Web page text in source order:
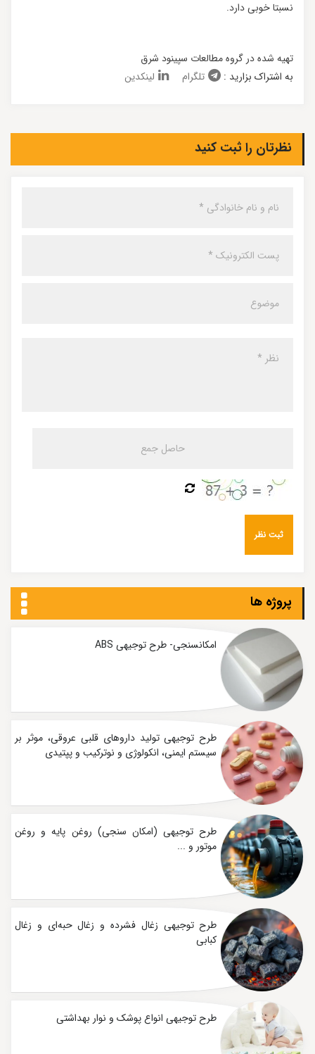
نسبتا خوبی دارد.
تهیه شده در گروه مطالعات سپینود شرق
به اشتراک بزارید :
تلگرام لینکدین
نظرتان را ثبت کنید
پروژه ها
امکانسنجی- طرح توجیهی ABS
طرح توجیهی تولید داروهای قلبی عروقی، موثر بر
سیستم ایمنی، انکولوژی و نوترکیب و پپتیدی
طرح توجیهی (امکان سنجی) روغن پایه و روغن
موتور و ...
طرح توجیهی زغال فشرده و زغال حبه‌ای و زغال
کبابی
طرح توجیهی انواع پوشک و نوار بهداشتی